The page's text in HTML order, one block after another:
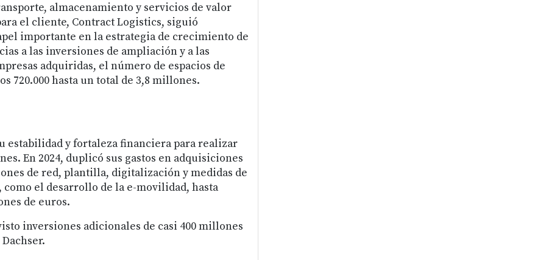
almacenamiento y servicios de valor
el cliente, Contract Logistics, siguió
importante en la estrategia de crecimiento de
a las inversiones de ampliación y a las
adquiridas, el número de espacios de
720.000 hasta un total de 3,8 millones.
estabilidad y fortaleza financiera para realizar
En 2024, duplicó sus gastos en adquisiciones
de red, plantilla, digitalización y medidas de
el desarrollo de la e-movilidad, hasta
de euros.
inversiones adicionales de casi 400 millones